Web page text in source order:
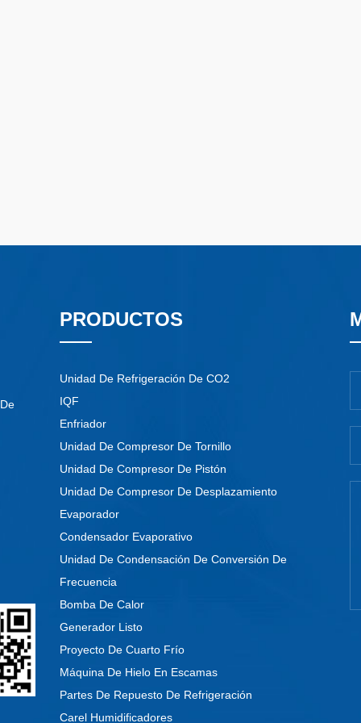
PRODUCTOS
Unidad De Refrigeración De CO2
IQF
Enfriador
Unidad De Compresor De Tornillo
Unidad De Compresor De Pistón
Unidad De Compresor De Desplazamiento
Evaporador
Condensador Evaporativo
Unidad De Condensación De Conversión De
Frecuencia
Bomba De Calor
Generador Listo
Proyecto De Cuarto Frío
Máquina De Hielo En Escamas
Partes De Repuesto De Refrigeración
Carel Humidificadores